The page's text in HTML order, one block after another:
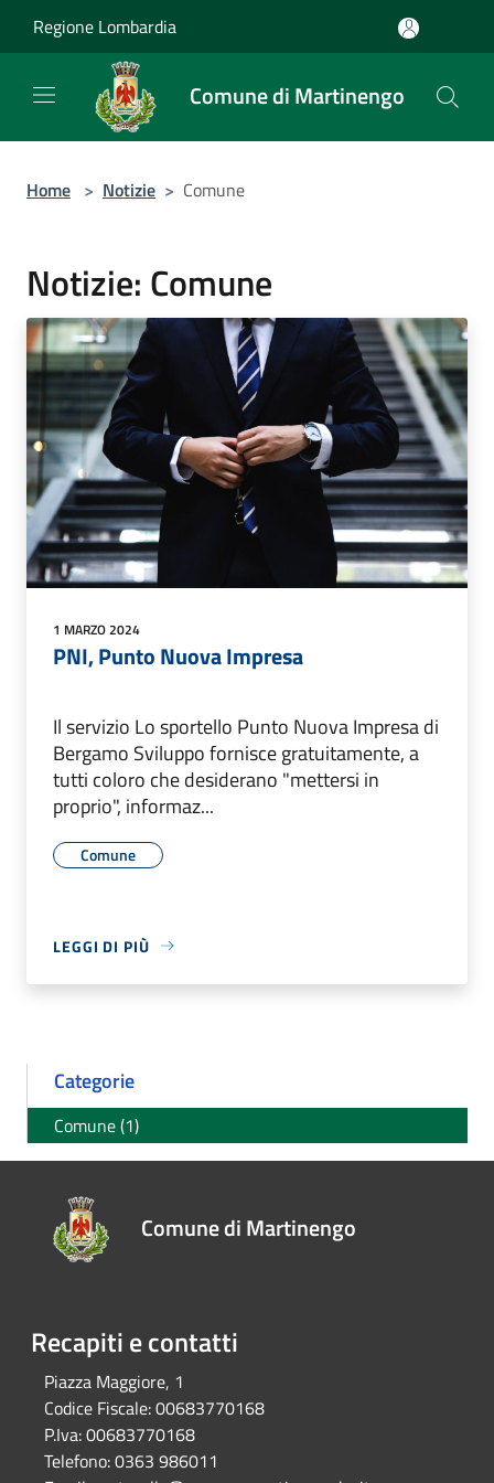
Regione Lombardia
Comune di Martinengo
Home > Notizie > Comune
Notizie: Comune
1 MARZO 2024
PNI, Punto Nuova Impresa
Il servizio Lo sportello Punto Nuova Impresa di
Bergamo Sviluppo fornisce gratuitamente, a
tutti coloro che desiderano "mettersi in
proprio", informaz...
Comune
LEGGI DI PIÙ
Categorie
Comune (1)
Comune di Martinengo
Recapiti e contatti
Piazza Maggiore, 1
Codice Fiscale:00683770168
P.Iva:00683770168
Telefono:0363 986011